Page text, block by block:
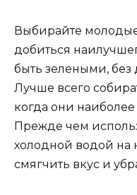
Выбирайте
добиться
быть зелеными,
Лучше всего
когда они
Прежде чем
холодной водой на
смягчить вкус и